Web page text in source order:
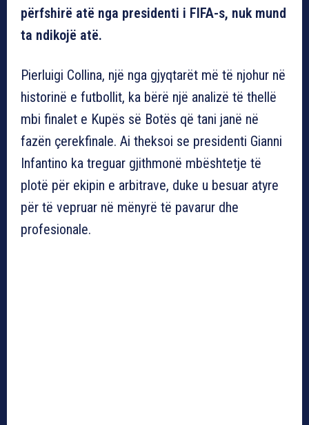
përfshirë atë nga presidenti i FIFA-s, nuk mund
ta ndikojë atë.
Pierluigi Collina, një nga gjyqtarët më të njohur në
historinë e futbollit, ka bërë një analizë të thellë
mbi finalet e Kupës së Botës që tani janë në
fazën çerekfinale. Ai theksoi se presidenti Gianni
Infantino ka treguar gjithmonë mbështetje të
plotë për ekipin e arbitrave, duke u besuar atyre
për të vepruar në mënyrë të pavarur dhe
profesionale.